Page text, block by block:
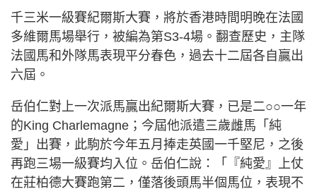
千三米一級賽紀爾斯大賽，將於香港時間明晚在法國
多維爾馬場舉行，被編為第S3-4場。翻查歷史，主隊
法國馬和外隊馬表現平分春色，過去十二屆各自贏出
六屆。
岳伯仁對上一次派馬贏出紀爾斯大賽，已是二○○一年
的King Charlemagne；今屆他派遣三歲雌馬「純
愛」出賽，此駒於今年五月捧走英國一千堅尼，之後
再跑三場一級賽均入位。岳伯仁說：「『純愛』上仗
在莊柏德大賽跑第二，僅落後頭馬半個馬位，表現不